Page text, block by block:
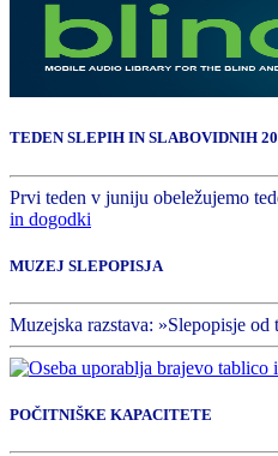
TEDEN SLEPIH IN SLABOVIDNIH
Prvi teden v juniju obeležujemo
in dogodki
MUZEJ SLEPOPISJA
Muzejska razstava: »Slepopisje od
POČITNIŠKE KAPACITETE